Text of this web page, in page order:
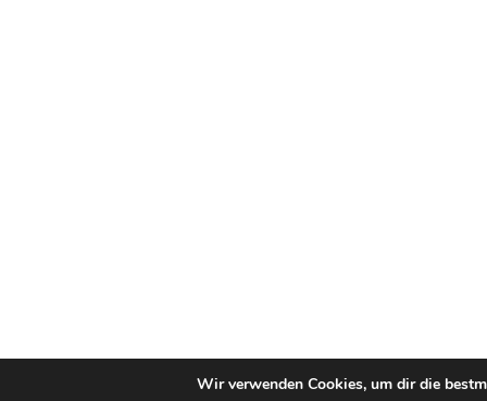
Wir verwenden Cookies, um dir die